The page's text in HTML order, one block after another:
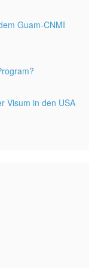
Guam-CNMI
Visum in den USA